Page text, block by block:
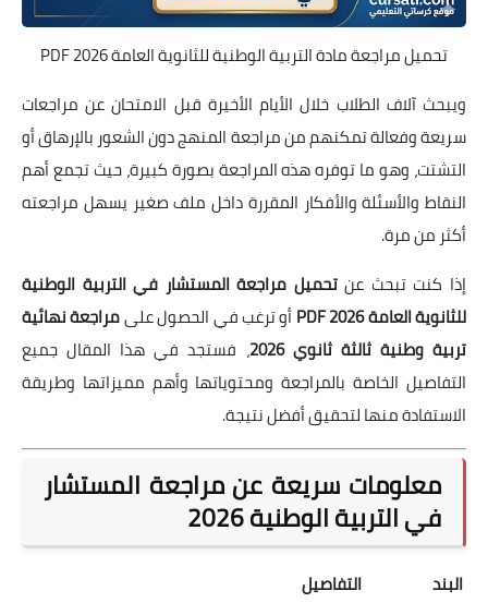
تحميل مراجعة مادة التربية الوطنية للثانوية العامة 2026 PDF
ويبحث آلاف الطلاب خلال الأيام الأخيرة قبل الامتحان عن مراجعات
سريعة وفعالة تمكنهم من مراجعة المنهج دون الشعور بالإرهاق أو
التشتت، وهو ما توفره هذه المراجعة بصورة كبيرة، حيث تجمع أهم
النقاط والأسئلة والأفكار المقررة داخل ملف صغير يسهل مراجعته
أكثر من مرة.
إذا كنت تبحث عنتحميل مراجعة المستشار في التربية الوطنية
للثانوية العامة 2026 PDF
أو ترغب في الحصول علىمراجعة نهائية
تربية وطنية ثالثة ثانوي 2026
، فستجد في هذا المقال جميع
التفاصيل الخاصة بالمراجعة ومحتوياتها وأهم مميزاتها وطريقة
الاستفادة منها لتحقيق أفضل نتيجة.
معلومات سريعة عن مراجعة المستشار
في التربية الوطنية 2026
البند
التفاصيل